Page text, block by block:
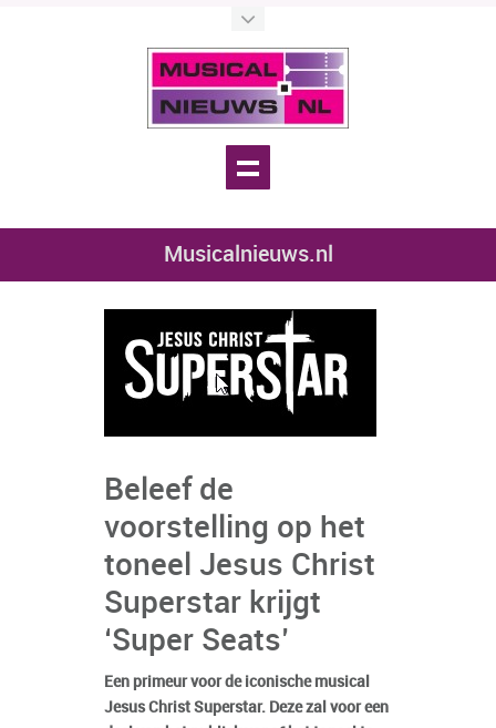
Musicalnieuws.nl
Beleef de
voorstelling op het
toneel Jesus Christ
Superstar krijgt
‘Super Seats’
Een primeur voor de iconische musical
Jesus Christ Superstar. Deze zal voor een